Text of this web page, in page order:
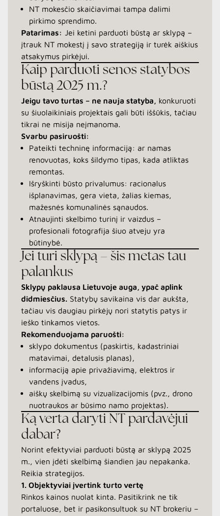
NT mokesčio skaičiavimai tampa dalimi
pirkimo sprendimo.
Patarimas: Jei ketini parduoti būstą ar sklypą –
įtrauk NT mokestį į savo strategiją ir turėk aiškius
atsakymus pirkėjui.
Kaip parduoti senos statybos
būstą 2025 m.?
Jeigu tavo turtas – ne nauja statyba, konkuruoti
su šiuolaikiniais projektais gali būti iššūkis, tačiau
tikrai ne misija neįmanoma.
Svarbu pasiruošti:
Pateikti techninę informaciją: ar namas
renovuotas, koks šildymo tipas, kada atliktas
remontas.
Išryškinti būsto privalumus: racionalus
išplanavimas, gera vieta, žalias kiemas,
mažesnės komunalinės sąnaudos.
Atnaujinti skelbimo turinį ir vaizdus –
profesionali fotografija šiuo atveju yra
būtinybė.
Jei turi sklypą – šis metas tau
palankus
Sklypų paklausa Lietuvoje auga, ypač aplink
didmiesčius.Statybų savikaina vis dar aukšta,
tačiau vis daugiau pirkėjų nori statytis patys ir
ieško tinkamos vietos.
Rekomenduojama paruošti:
sklypo dokumentus (paskirtis, kadastriniai
matavimai, detalusis planas),
informaciją apie privažiavimą, elektros ir
vandens įvadus,
aiškų skelbimą su vizualizacijomis (pvz., drono
nuotraukos ar būsimo namo projektas).
Ką verta daryti NT pardavėjui
dabar?
Norint efektyviai parduoti būstą ar sklypą 2025
m., vien įdėti skelbimą šiandien jau nepakanka.
Reikia strategijos.
1. Objektyviai įvertink turto vertę
Rinkos kainos nuolat kinta. Pasitikrink ne tik
portaluose, bet ir pasikonsultuok su NT brokeriu –